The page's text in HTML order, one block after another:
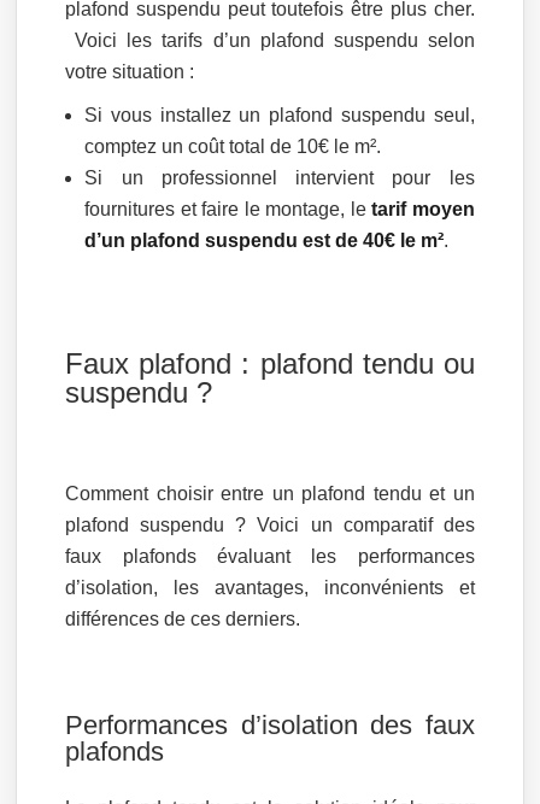
plafond suspendu peut toutefois être plus cher.
Voici les tarifs d’un plafond suspendu selon
votre situation :
Si vous installez un plafond suspendu seul,
comptez un coût total de 10€ le m².
Si un professionnel intervient pour les
fournitures et faire le montage, letarif moyen
d’un plafond suspendu est de 40€ le m².
Faux plafond : plafond tendu ou
suspendu ?
Comment choisir entre un plafond tendu et un
plafond suspendu ? Voici un comparatif des
faux plafonds évaluant les performances
d’isolation, les avantages, inconvénients et
différences de ces derniers.
Performances d’isolation des faux
plafonds